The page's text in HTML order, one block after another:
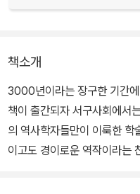
책소개
3000년이라는 장구한 기간
책이 출간되자 서구사회에서
의 역사학자들만이 이룩한 학
이고도 경이로운 역작이라는